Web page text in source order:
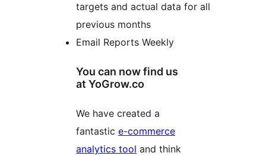
targets and actual data for all
previous months
Email Reports Weekly
You can now find us
at YoGrow.co
We have created a
fantastic e-commerce
analytics tool and think